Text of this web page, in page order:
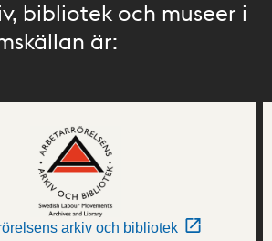
bibliotek och museer i
är:
arkiv och bibliotek